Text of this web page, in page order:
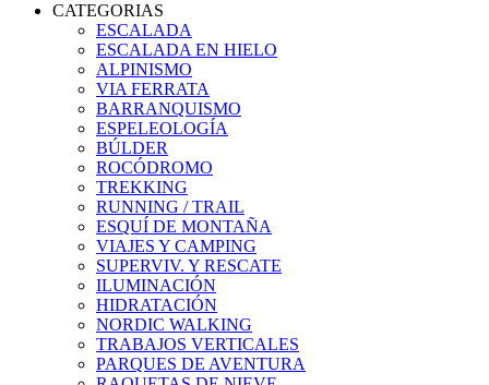
CATEGORIAS
ESCALADA
ESCALADA EN HIELO
ALPINISMO
VIA FERRATA
BARRANQUISMO
ESPELEOLOGÍA
BÚLDER
ROCÓDROMO
TREKKING
RUNNING / TRAIL
ESQUÍ DE MONTAÑA
VIAJES Y CAMPING
SUPERVIV. Y RESCATE
ILUMINACIÓN
HIDRATACIÓN
NORDIC WALKING
TRABAJOS VERTICALES
PARQUES DE AVENTURA